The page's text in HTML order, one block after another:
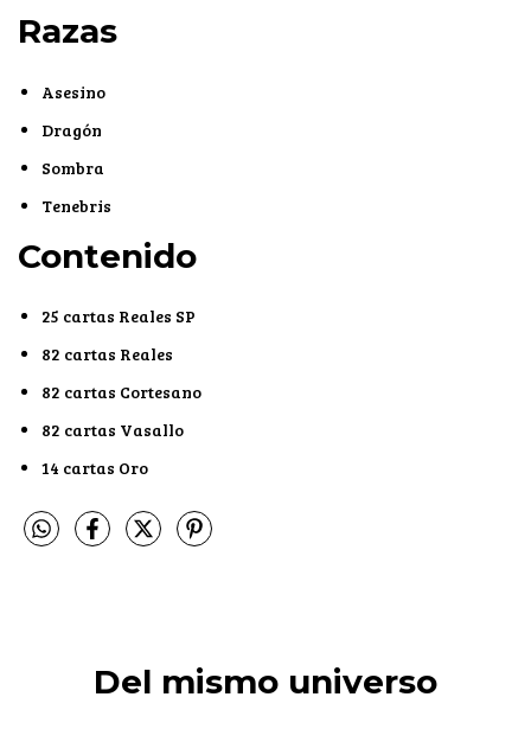
Razas
Asesino
Dragón
Sombra
Tenebris
Contenido
25 cartas Reales SP
82 cartas Reales
82 cartas Cortesano
82 cartas Vasallo
14 cartas Oro
Del mismo universo